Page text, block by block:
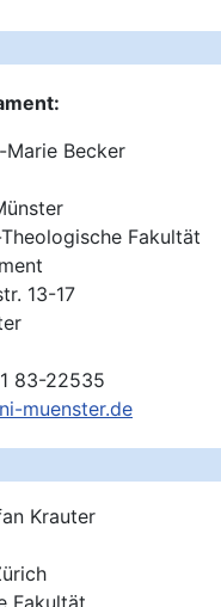
Marie Becker
Fakultät
13-17
83-22535
muenster.de
Krauter
Fakultät